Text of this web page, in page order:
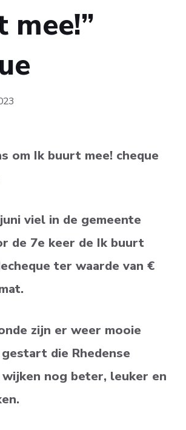
mee!”
om Ik buurt mee! cheque
viel in de gemeente
de 7e keer de Ik buurt
ter waarde van €
zijn er weer mooie
die Rhedense
nog beter, leuker en